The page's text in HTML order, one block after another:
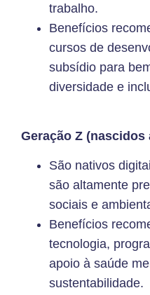
trabalho.
Benefícios
cursos de
subsídio para
diversidade e
Geração Z (nascidos
São nativos
são altamente
sociais e
Benefícios
tecnologia,
apoio à saúde
sustentabilidade.